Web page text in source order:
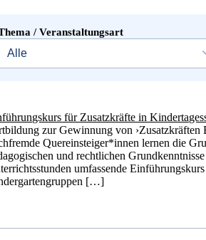
/ Veranstaltungsart
für Zusatzkräfte in
zur Gewinnung von ›Zusatzkräften
Quereinsteiger*innen lernen die
und rechtlichen
umfassende
[…]